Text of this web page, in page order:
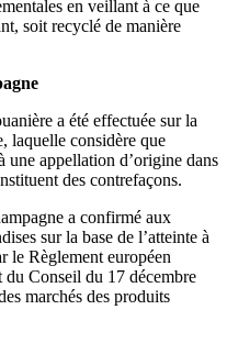
en veillant à ce que
soit recyclé de manière
a été effectuée sur la
, laquelle considère que
une appellation d’origine dans
des contrefaçons.
a confirmé aux
sur la base de l’atteinte à
le Règlement européen
du Conseil du 17 décembre
marchés des produits